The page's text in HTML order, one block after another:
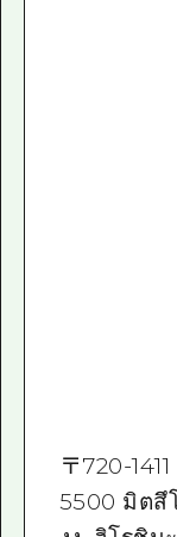
〒720-1411
5500 มิตสึ